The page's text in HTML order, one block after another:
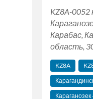
KZ8A-0052
Карабас,
область,
KZ8A